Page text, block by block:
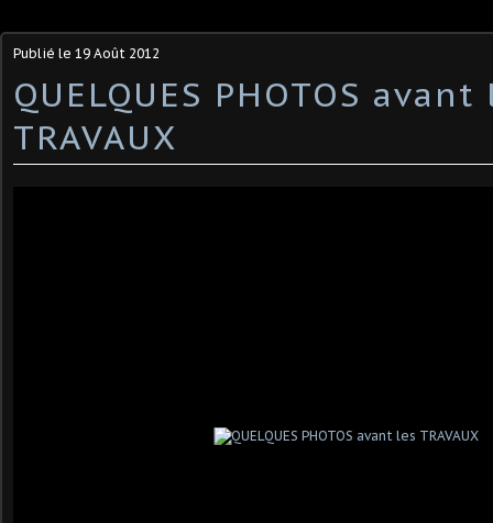
Publié le 19 Août 2012
QUELQUES PHOTOS avant
TRAVAUX